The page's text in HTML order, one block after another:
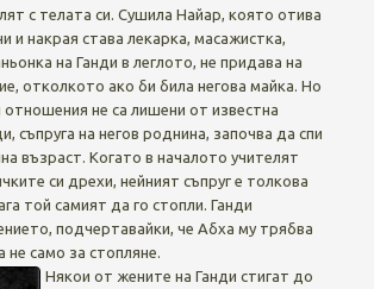
с телата си. Сушила Найар, която отива
и накрая става лекарка, масажистка,
на Ганди в леглото, не придава на
отколкото ако би била негова майка. Но
отношения не са лишени от известна
съпруга на негов роднина, започва да спи
възраст. Когато в началото учителят
си дрехи, нейният съпруг е толкова
той самият да го стопли. Ганди
подчертавайки, че Абха му трябва
не само за стопляне.
Някои от жените на Ганди стигат до